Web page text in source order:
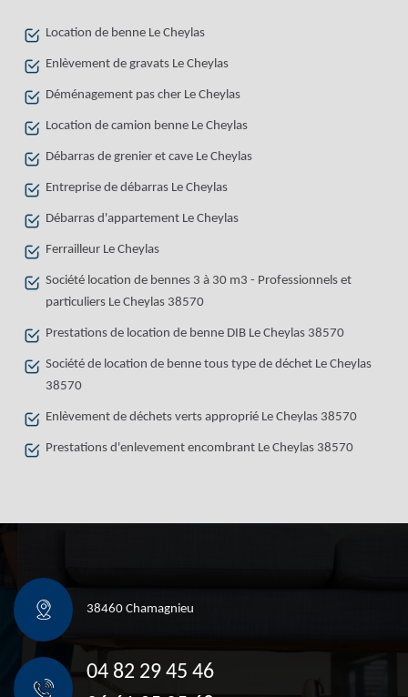
Location de benne Le Cheylas
Enlèvement de gravats Le Cheylas
Déménagement pas cher Le Cheylas
Location de camion benne Le Cheylas
Débarras de grenier et cave Le Cheylas
Entreprise de débarras Le Cheylas
Débarras d'appartement Le Cheylas
Ferrailleur Le Cheylas
Société location de bennes 3 à 30 m3 - Professionnels et
particuliers Le Cheylas 38570
Prestations de location de benne DIB Le Cheylas 38570
Société de location de benne tous type de déchet Le Cheylas
38570
Enlèvement de déchets verts approprié Le Cheylas 38570
Prestations d'enlevement encombrant Le Cheylas 38570
38460 Chamagnieu
04 82 29 45 46